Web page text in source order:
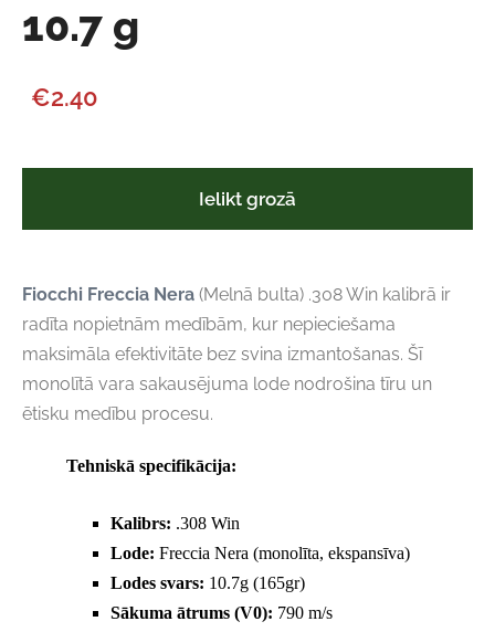
10.7 g
€2.40
Ielikt grozā
Fiocchi Freccia Nera (Melnā bulta) .308 Win kalibrā ir
radīta nopietnām medībām, kur nepieciešama
maksimāla efektivitāte bez svina izmantošanas. Šī
monolītā vara sakausējuma lode nodrošina tīru un
ētisku medību procesu.
Tehniskā specifikācija:
Kalibrs: .308 Win
Lode: Freccia Nera (monolīta, ekspansīva)
Lodes svars: 10.7g (165gr)
Sākuma ātrums (V0): 790 m/s